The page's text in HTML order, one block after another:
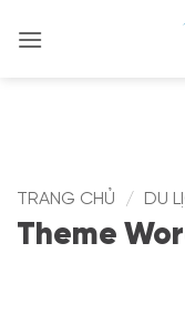
qua
TRANG CHỦ / DU
Theme